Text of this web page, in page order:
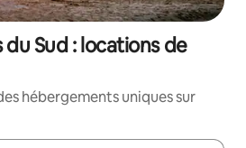
Sud : locations de
hébergements uniques sur